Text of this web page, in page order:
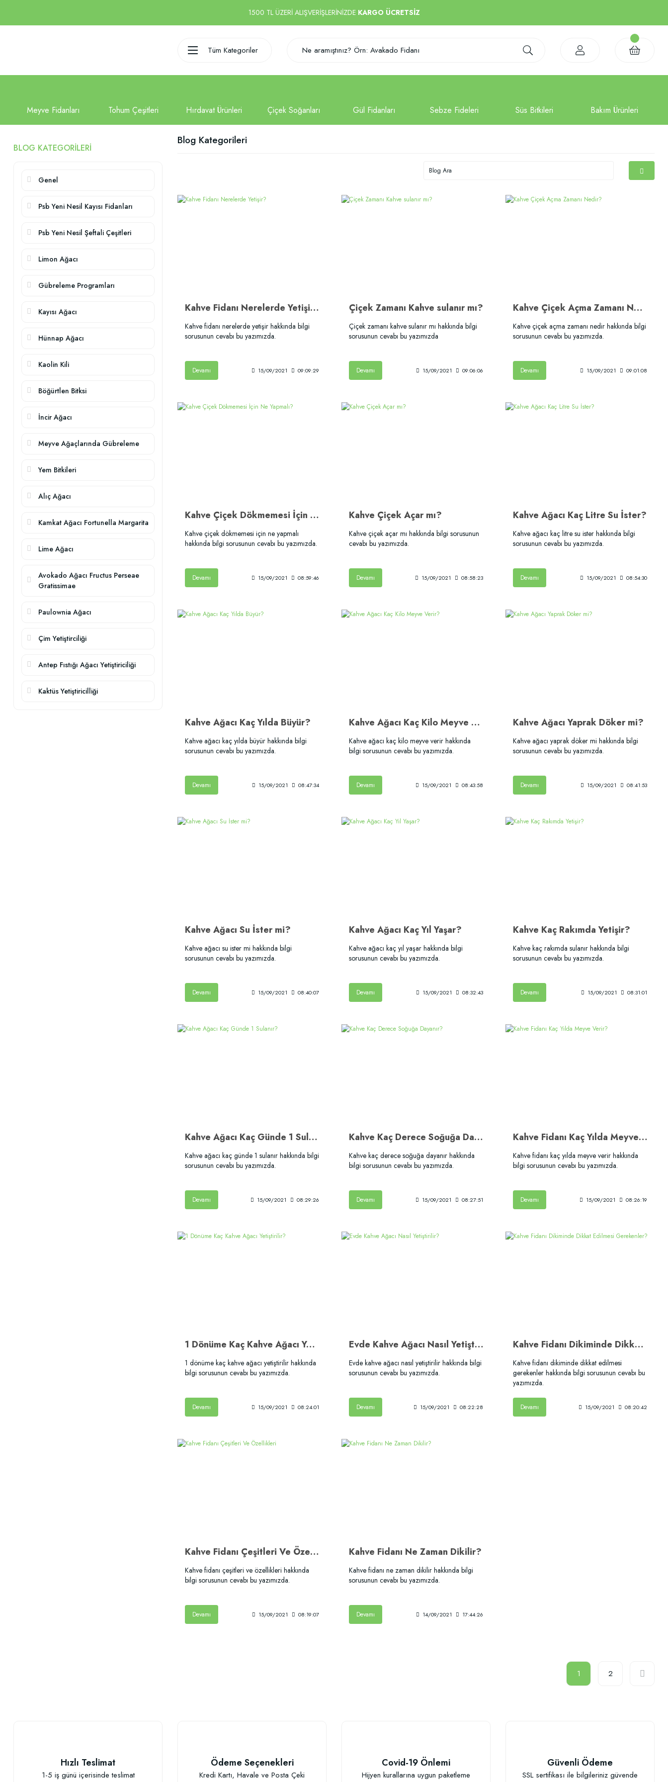
1500 TL ÜZERİ ALIŞVERİŞLERİNİZDE KARGO ÜCRETSİZ
Tüm Kategoriler
BLOG KATEGORILERI
Genel
Psb Yeni Nesil Kayısı Fidanları
Psb Yeni Nesil Şeftali Çeşitleri
Limon Ağacı
Gübreleme Programları
Kayısı Ağacı
Hünnap Ağacı
Kaolin Kili
Böğürtlen Bitksi
İncir Ağacı
Meyve Ağaçlarında Gübreleme
Yem Bitkileri
Alıç Ağacı
Kamkat Ağacı Fortunella Margarita
Lime Ağacı
Avokado Ağacı Fructus Perseae
Gratissimae
Paulownia Ağacı
Çim Yetiştirciliği
Antep Fıstığı Ağacı Yetiştiriciliği
Kaktüs Yetiştiricilliği
Blog Kategorileri
Kahve Fidanı Nerelerde Yetişir?
Kahve fidanı nerelerde yetişir hakkında bilgi
sorusunun cevabı bu yazımızda.
Devamı 15/09/2021 09:09:29
Çiçek Zamanı Kahve sulanır mı?
Çiçek zamanı kahve sulanır mı hakkında bilgi
sorusunun cevabı bu yazımızda
Devamı 15/09/2021 09:06:06
Kahve Çiçek Açma Zamanı Nedir?
Kahve çiçek açma zamanı nedir hakkında bilgi
sorusunun cevabı bu yazımızda.
Devamı 15/09/2021 09:01:08
Kahve Çiçek Dökmemesi İçin Ne Yapmalı?
Kahve çiçek dökmemesi için ne yapmalı
hakkında bilgi sorusunun cevabı bu yazımızda.
Devamı 15/09/2021 08:59:46
Kahve Çiçek Açar mı?
Kahve çiçek açar mı hakkında bilgi sorusunun
cevabı bu yazımızda.
Devamı 15/09/2021 08:58:23
Kahve Ağacı Kaç Litre Su İster?
Kahve ağacı kaç litre su ister hakkında bilgi
sorusunun cevabı bu yazımızda.
Devamı 15/09/2021 08:54:30
Kahve Ağacı Kaç Yılda Büyür?
Kahve ağacı kaç yılda büyür hakkında bilgi
sorusunun cevabı bu yazımızda.
Devamı 15/09/2021 08:47:34
Kahve Ağacı Kaç Kilo Meyve Verir?
Kahve ağacı kaç kilo meyve verir hakkında
bilgi sorusunun cevabı bu yazımızda.
Devamı 15/09/2021 08:43:58
Kahve Ağacı Yaprak Döker mi?
Kahve ağacı yaprak döker mi hakkında bilgi
sorusunun cevabı bu yazımızda.
Devamı 15/09/2021 08:41:53
Kahve Ağacı Su İster mi?
Kahve ağacı su ister mi hakkında bilgi
sorusunun cevabı bu yazımızda.
Devamı 15/09/2021 08:40:07
Kahve Ağacı Kaç Yıl Yaşar?
Kahve ağacı kaç yıl yaşar hakkında bilgi
sorusunun cevabı bu yazımızda.
Devamı 15/09/2021 08:32:43
Kahve Kaç Rakımda Yetişir?
Kahve kaç rakımda sulanır hakkında bilgi
sorusunun cevabı bu yazımızda.
Devamı 15/09/2021 08:31:01
Kahve Ağacı Kaç Günde 1 Sulanır?
Kahve ağacı kaç günde 1 sulanır hakkında bilgi
sorusunun cevabı bu yazımızda.
Devamı 15/09/2021 08:29:26
Kahve Kaç Derece Soğuğa Dayanır?
Kahve kaç derece soğuğa dayanır hakkında
bilgi sorusunun cevabı bu yazımızda.
Devamı 15/09/2021 08:27:51
Kahve Fidanı Kaç Yılda Meyve Verir?
Kahve fidanı kaç yılda meyve verir hakkında
bilgi sorusunun cevabı bu yazımızda.
Devamı 15/09/2021 08:26:19
1 Dönüme Kaç Kahve Ağacı Yetiştirilir?
1 dönüme kaç kahve ağacı yetiştirilir hakkında
bilgi sorusunun cevabı bu yazımızda.
Devamı 15/09/2021 08:24:01
Evde Kahve Ağacı Nasıl Yetiştirilir?
Evde kahve ağacı nasıl yetiştirilir hakkında bilgi
sorusunun cevabı bu yazımızda.
Devamı 15/09/2021 08:22:28
Kahve Fidanı Dikiminde Dikkat Edilmesi Gerekenler?
Kahve fidanı dikiminde dikkat edilmesi
gerekenler hakkında bilgi sorusunun cevabı bu
yazımızda.
Devamı 15/09/2021 08:20:42
Kahve Fidanı Çeşitleri Ve Özellikleri
Kahve fidanı çeşitleri ve özellikleri hakkında
bilgi sorusunun cevabı bu yazımızda.
Devamı 15/09/2021 08:19:07
Kahve Fidanı Ne Zaman Dikilir?
Kahve fidanı ne zaman dikilir hakkında bilgi
sorusunun cevabı bu yazımızda.
Devamı 14/09/2021 17:44:26
1 2
Hızlı Teslimat
1-5 iş günü içerisinde teslimat
Ödeme Seçenekleri
Kredi Kartı, Havale ve Posta Çeki
Covid-19 Önlemi
Hijyen kurallarına uygun paketleme
Güvenli Ödeme
SSL sertifikası ile bilgileriniz güvende